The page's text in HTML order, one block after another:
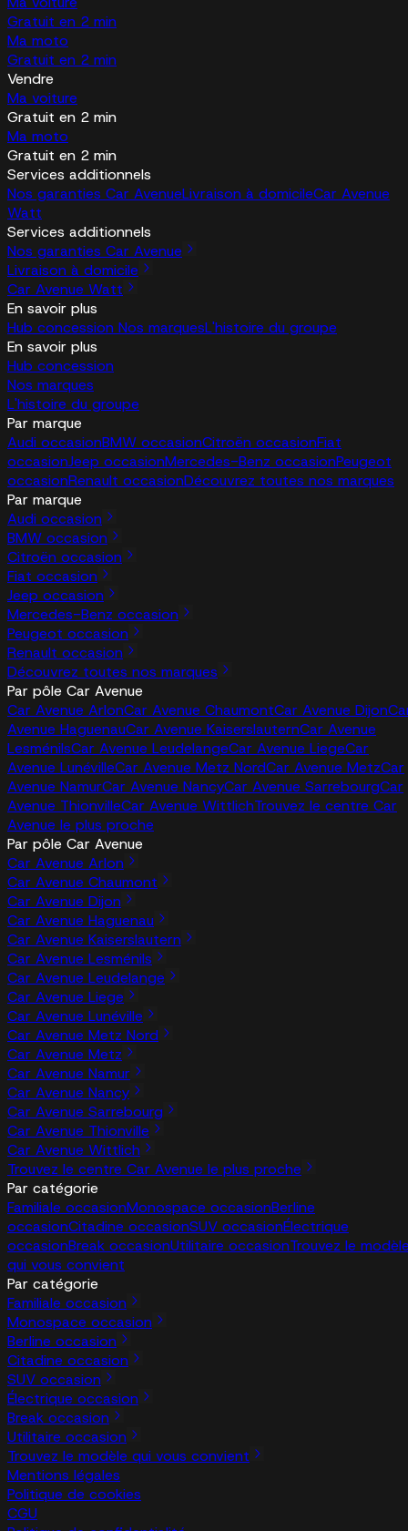
Gratuit en 2 min
Ma moto
Gratuit en 2 min
Vendre
Ma voiture
Gratuit en 2 min
Ma moto
Gratuit en 2 min
Services additionnels
Nos garanties Car AvenueLivraison à domicileCar Avenue
Watt
Services additionnels
Nos garanties Car Avenue
Livraison à domicile
Car Avenue Watt
En savoir plus
Hub concession Nos marquesL'histoire du groupe
En savoir plus
Hub concession
Nos marques
L'histoire du groupe
Par marque
Audi occasionBMW occasionCitroën occasionFiat
occasionJeep occasionMercedes-Benz occasionPeugeot
occasionRenault occasionDécouvrez toutes nos marques
Par marque
Audi occasion
BMW occasion
Citroën occasion
Fiat occasion
Jeep occasion
Mercedes-Benz occasion
Peugeot occasion
Renault occasion
Découvrez toutes nos marques
Par pôle Car Avenue
Car Avenue ArlonCar Avenue ChaumontCar Avenue Dijon
Avenue HaguenauCar Avenue KaiserslauternCar Avenue
LesménilsCar Avenue LeudelangeCar Avenue LiegeCar
Avenue LunévilleCar Avenue Metz NordCar Avenue MetzCar
Avenue NamurCar Avenue NancyCar Avenue SarrebourgCar
Avenue ThionvilleCar Avenue WittlichTrouvez le centre Car
Avenue le plus proche
Par pôle Car Avenue
Car Avenue Arlon
Car Avenue Chaumont
Car Avenue Dijon
Car Avenue Haguenau
Car Avenue Kaiserslautern
Car Avenue Lesménils
Car Avenue Leudelange
Car Avenue Liege
Car Avenue Lunéville
Car Avenue Metz Nord
Car Avenue Metz
Car Avenue Namur
Car Avenue Nancy
Car Avenue Sarrebourg
Car Avenue Thionville
Car Avenue Wittlich
Trouvez le centre Car Avenue le plus proche
Par catégorie
Familiale occasionMonospace occasionBerline
occasionCitadine occasionSUV occasionÉlectrique
occasionBreak occasionUtilitaire occasionTrouvez le
qui vous convient
Par catégorie
Familiale occasion
Monospace occasion
Berline occasion
Citadine occasion
SUV occasion
Électrique occasion
Break occasion
Utilitaire occasion
Trouvez le modèle qui vous convient
Mentions légales
Politique de cookies
CGU